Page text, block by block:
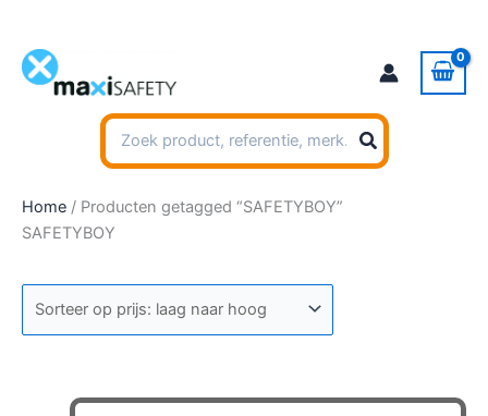
inhoud
Zoeken
naar:
Home / Producten getagged “SAFETYBOY”
SAFETYBOY